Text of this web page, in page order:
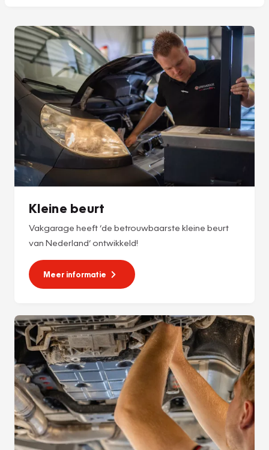
Kleine beurt
Vakgarage heeft ‘de betrouwbaarste kleine beurt
van Nederland’ ontwikkeld!
Meer informatie